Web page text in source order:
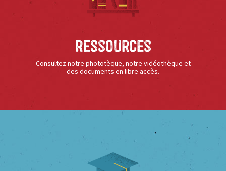
Ressources
Consultez notre phototèque, notre vidéothèque et
des documents en libre accès.